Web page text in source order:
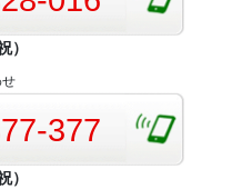
）
377
）